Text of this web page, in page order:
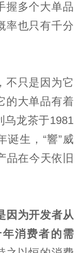
握多个大单品
率也只有千分
不只是因为它
的大单品有着
龙茶于1981
诞生，“響”威
在今天依旧
因为开发者从
消费者的需